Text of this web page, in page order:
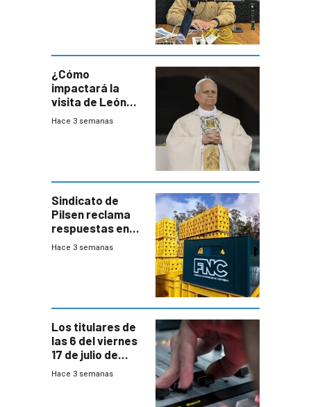
¿Cómo
impactará la
visita de León
XIV a Uruguay?
Hace 3 semanas
Sindicato de
Pilsen reclama
respuestas en
medio de
Hace 3 semanas
Los titulares de
las 6 del viernes
17 de julio de
2026
Hace 3 semanas